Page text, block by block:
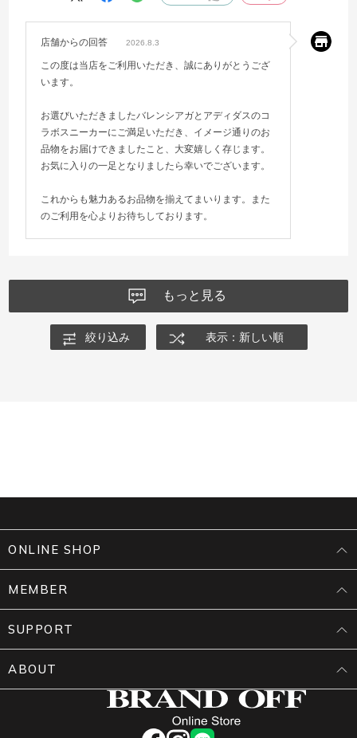
店舗からの回答 2026.8.3
この度は当店をご利用いただき、誠にありがとうござ
います。
お選びいただきましたバレンシアガとアディダスのコ
ラボスニーカーにご満足いただき、イメージ通りのお
品物をお届けできましたこと、大変嬉しく存じます。
お気に入りの一足となりましたら幸いでございます。
これからも魅力あるお品物を揃えてまいります。また
のご利用を心よりお待ちしております。
もっと見る
絞り込み 表示：新しい順
facebookinstagram
LINE
ONLINE SHOP
MEMBER
SUPPORT
ABOUT